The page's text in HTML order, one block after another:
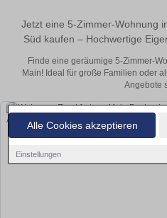
Alle Cookies akzeptieren
Einstellungen
Jetzt eine 5-Zimmer-Wohnung
Süd kaufen – Hochwertige
Finde eine geräumige 5-Zimmer-
Main! Ideal für große Familien oder
Angebote